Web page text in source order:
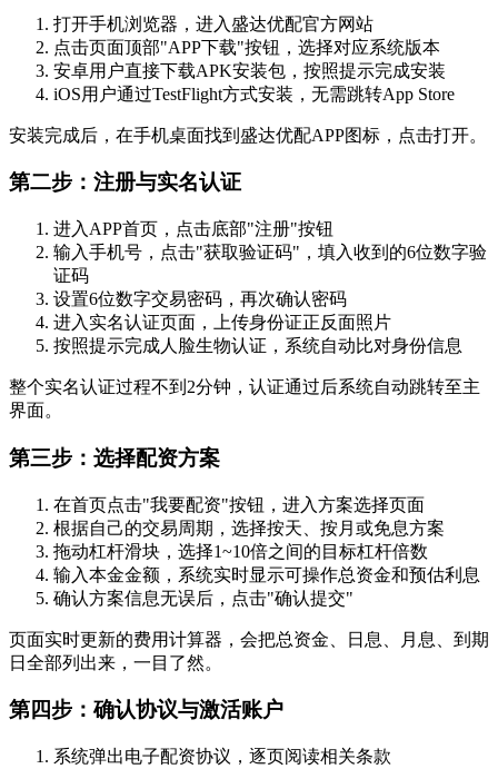
打开手机浏览器，进入盛达优配官方网站
点击页面顶部"APP下载"按钮，选择对应系统版本
安卓用户直接下载APK安装包，按照提示完成安装
iOS用户通过TestFlight方式安装，无需跳转App Store
安装完成后，在手机桌面找到盛达优配APP图标，点击打开。
第二步：注册与实名认证
进入APP首页，点击底部"注册"按钮
输入手机号，点击"获取验证码"，填入收到的6位数字验
证码
设置6位数字交易密码，再次确认密码
进入实名认证页面，上传身份证正反面照片
按照提示完成人脸生物认证，系统自动比对身份信息
整个实名认证过程不到2分钟，认证通过后系统自动跳转至主
界面。
第三步：选择配资方案
在首页点击"我要配资"按钮，进入方案选择页面
根据自己的交易周期，选择按天、按月或免息方案
拖动杠杆滑块，选择1~10倍之间的目标杠杆倍数
输入本金金额，系统实时显示可操作总资金和预估利息
确认方案信息无误后，点击"确认提交"
页面实时更新的费用计算器，会把总资金、日息、月息、到期
日全部列出来，一目了然。
第四步：确认协议与激活账户
系统弹出电子配资协议，逐页阅读相关条款